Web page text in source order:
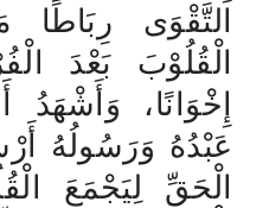
التَّقْوَى رِبَاطًا
الْقُلُوْبَ بَعْدَ
إِخْوَانًا، وَأَشْهَدُ
عَبْدُهُ وَرَسُولُهُ
الْحَقِّ لِيَجْمَعَ